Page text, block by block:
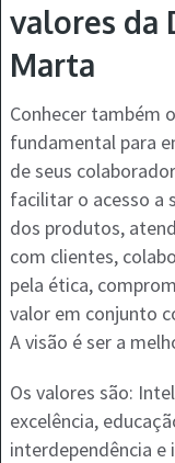
valores da
Marta
Conhecer também
fundamental para
de seus
facilitar o acesso a
dos produtos,
com clientes,
pela ética,
valor em conjunto
A visão é ser a
Os valores são:
excelência,
interdependência